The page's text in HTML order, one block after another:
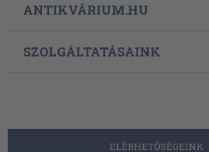
ANTIKVÁRIUM.HU
SZOLGÁLTATÁSAINK
ELÉRHETŐSÉGEINK